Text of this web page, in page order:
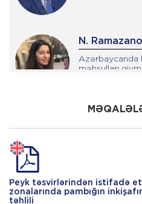
N.
Azərbaycanda
məhsulları
X. Qafarlı
Peyk təsvirlərindən istifadə
zonalarında pambığın
təhlili